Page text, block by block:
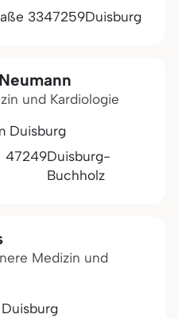
3347259Duisburg
und Kardiologie
Duisburg
47249Duisburg-
Buchholz
Medizin und